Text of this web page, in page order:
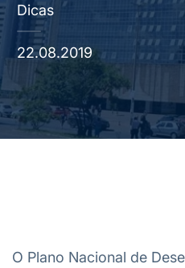
Dicas
22.08.2019
O Plano Nacional de